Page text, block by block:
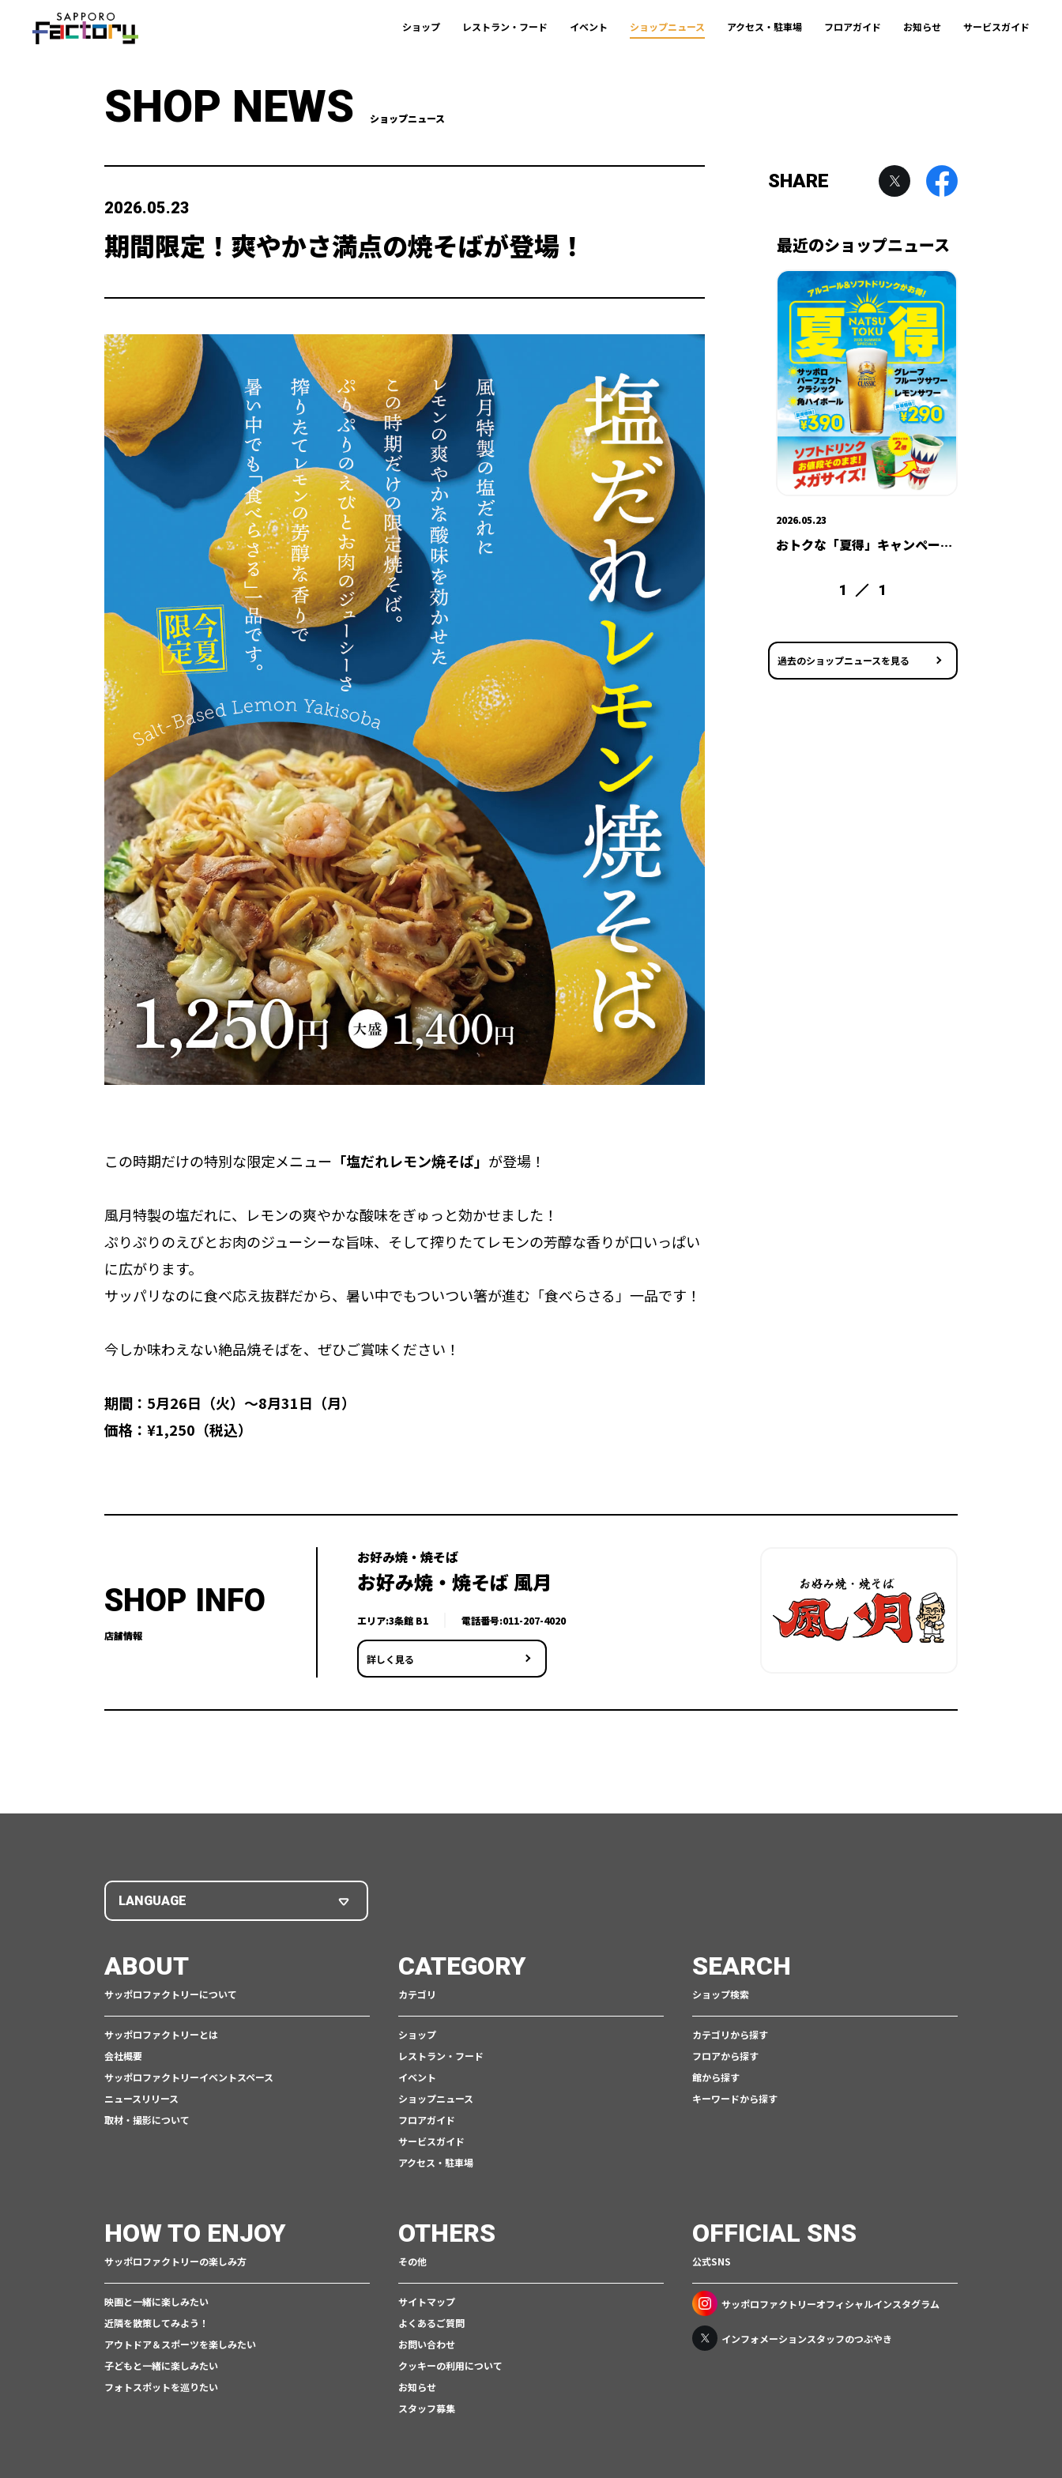
ショップ レストラン・フード イベント ショップニュース アクセス・駐車場 フロアガイド お知らせ サービスガイド
SHOP NEWS ショップニュース
2026.05.23
期間限定！爽やかさ満点の焼そばが登場！
この時期だけの特別な限定メニュー 「塩だれレモン焼そば」 が登場！
風月特製の塩だれに、レモンの爽やかな酸味をぎゅっと効かせました！
ぷりぷりのえびとお肉のジューシーな旨味、そして搾りたてレモンの芳醇な香りが口いっぱい
に広がります。
サッパリなのに食べ応え抜群だから、暑い中でもついつい箸が進む「食べらさる」一品です！
今しか味わえない絶品焼そばを、ぜひご賞味ください！
期間：5月26日（火）〜8月31日（月）
価格：¥1,250（税込）
SHARE
最近のショップニュース
2026.05.23
おトクな「夏得」キャンペーン
1 1
過去のショップニュースを見る
SHOP INFO
店舗情報
お好み焼・焼そば
お好み焼・焼そば 風月
エリア:3条館 B1 電話番号:011-207-4020
詳しく見る
LANGUAGE
ABOUT
サッポロファクトリーについて
サッポロファクトリーとは
会社概要
サッポロファクトリーイベントスペース
ニュースリリース
取材・撮影について
CATEGORY
カテゴリ
ショップ
レストラン・フード
イベント
ショップニュース
フロアガイド
サービスガイド
アクセス・駐車場
SEARCH
ショップ検索
カテゴリから探す
フロアから探す
館から探す
キーワードから探す
HOW TO ENJOY
サッポロファクトリーの楽しみ方
映画と一緒に楽しみたい
近隣を散策してみよう！
アウトドア＆スポーツを楽しみたい
子どもと一緒に楽しみたい
フォトスポットを巡りたい
OTHERS
その他
サイトマップ
よくあるご質問
お問い合わせ
クッキーの利用について
お知らせ
スタッフ募集
OFFICIAL SNS
公式SNS
サッポロファクトリーオフィシャルインスタグラム
インフォメーションスタッフのつぶやき